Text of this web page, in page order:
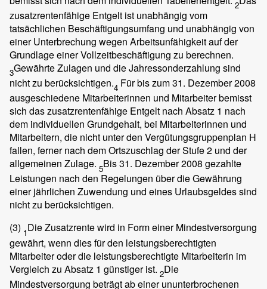
2
zusatzrentenfähige Entgelt ist unabhängig vom
tatsächlichen Beschäftigungsumfang und unabhängig von
einer Unterbrechung wegen Arbeitsunfähigkeit auf der
Grundlage einer Vollzeitbeschäftigung zu berechnen.
3Gewährte Zulagen und die Jahressonderzahlung sind
nicht zu berücksichtigen.4 Für bis zum 31. Dezember 2008
ausgeschiedene Mitarbeiterinnen und Mitarbeiter bemisst
sich das zusatzrentenfähige Entgelt nach Absatz 1 nach
dem individuellen Grundgehalt, bei Mitarbeiterinnen und
Mitarbeitern, die nicht unter den Vergütungsgruppenplan H
fallen, ferner nach dem Ortszuschlag der Stufe 2 und der
allgemeinen Zulage. 5Bis 31. Dezember 2008 gezahlte
Leistungen nach den Regelungen über die Gewährung
einer jährlichen Zuwendung und eines Urlaubsgeldes sind
nicht zu berücksichtigen.
(3) 1Die Zusatzrente wird in Form einer Mindestversorgung
gewährt, wenn dies für den leistungsberechtigten
Mitarbeiter oder die leistungsberechtigte Mitarbeiterin im
Vergleich zu Absatz 1 günstiger ist. 2Die
Mindestversorgung beträgt ab einer ununterbrochenen